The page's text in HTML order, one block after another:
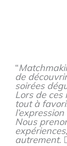
“
de
soirées
Lors de
tout à
Nous
autrement.